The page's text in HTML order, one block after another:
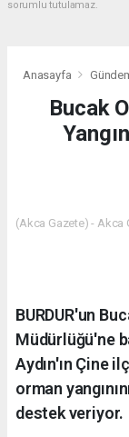
sorumlu tutulamaz.
Anasayfa
Bucak
(Akca Gazete) - Akca
BURDUR'un
Müdürlüğü'ne
Aydın'ın Çine
orman
destek veriyor.